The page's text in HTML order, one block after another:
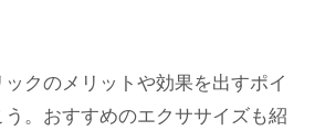
クのメリットや効果を出すポイ
。おすすめのエクササイズも紹